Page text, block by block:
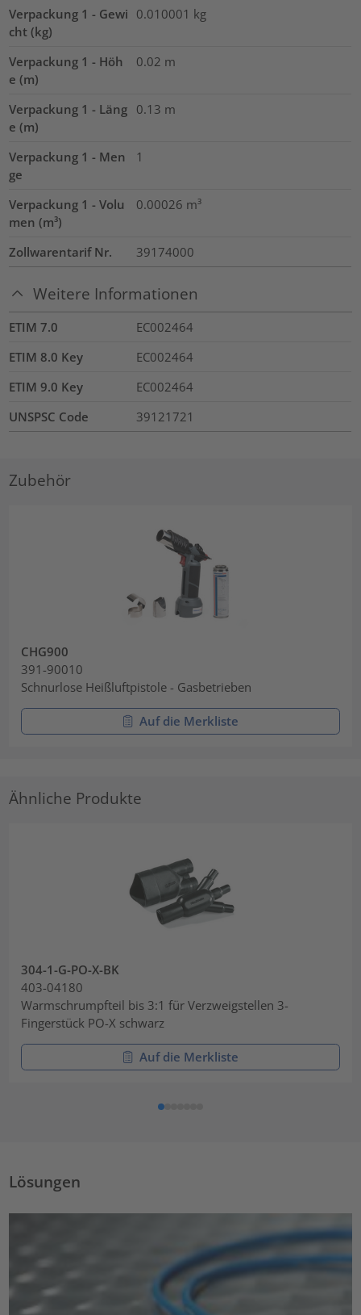
Verpackung 1 - Gewi
cht (kg)
0.010001 kg
Verpackung 1 - Höh
e (m)
0.02 m
Verpackung 1 - Läng
e (m)
0.13 m
Verpackung 1 - Men
ge
1
Verpackung 1 - Volu
men (m³)
0.00026 m³
Zollwarentarif Nr. 39174000
Weitere Informationen
ETIM 7.0
EC002464
ETIM 8.0 Key
EC002464
ETIM 9.0 Key
EC002464
UNSPSC Code
39121721
Zubehör
CHG900
391-90010
Schnurlose Heißluftpistole - Gasbetrieben
Auf die Merkliste
Ähnliche Produkte
304-1-G-PO-X-BK
403-04180
Warmschrumpfteil bis 3:1 für Verzweigstellen 3-
Fingerstück PO-X schwarz
Auf die Merkliste
Lösungen